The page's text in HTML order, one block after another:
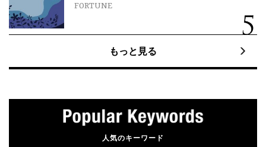
FORTUNE
もっと見る
人気のキーワード